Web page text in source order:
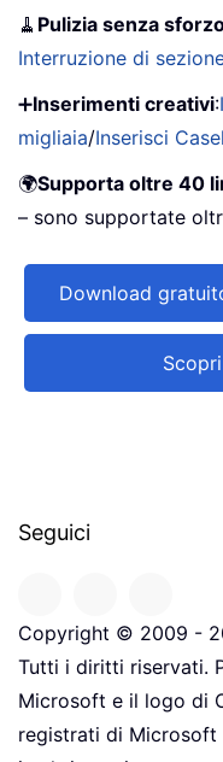
🧹 Pulizia senza
Interruzione di
➕Inserimenti creativi:
migliaia/Inserisci
🌍Supporta oltre 40
– sono supportate
Download
Seguici
Copyright © 2009 -
Tutti i diritti riservati.
Microsoft e il logo di
registrati di